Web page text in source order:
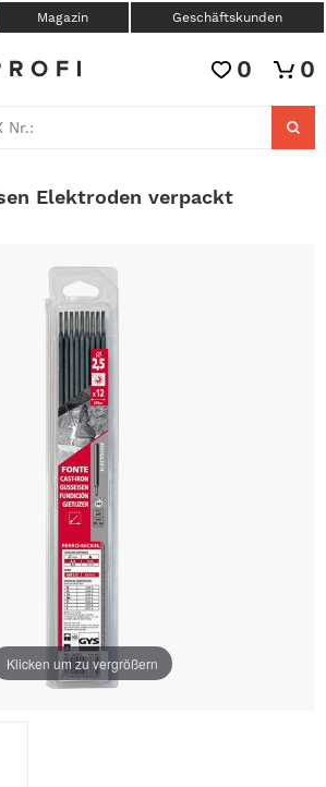
Magazin Geschäftskunden
0 0
Elektroden verpackt
Klicken um zu vergrößern